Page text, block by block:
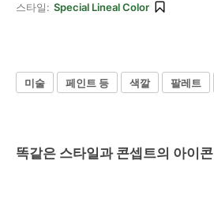
스타일: Special Lineal Color
미술 페인트 등 색깔 팔레트
똑같은 스타일과 콘셉트의 아이콘